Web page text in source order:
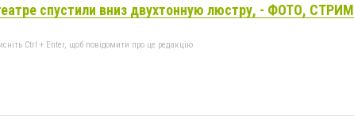
спустили вниз двухтонную люстру, - ФОТО, СТРИМ
Ctrl + Enter, щоб повідомити про це редакцію